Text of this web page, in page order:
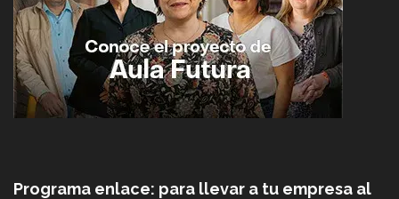
Programa enlace: para llevar a tu empresa al